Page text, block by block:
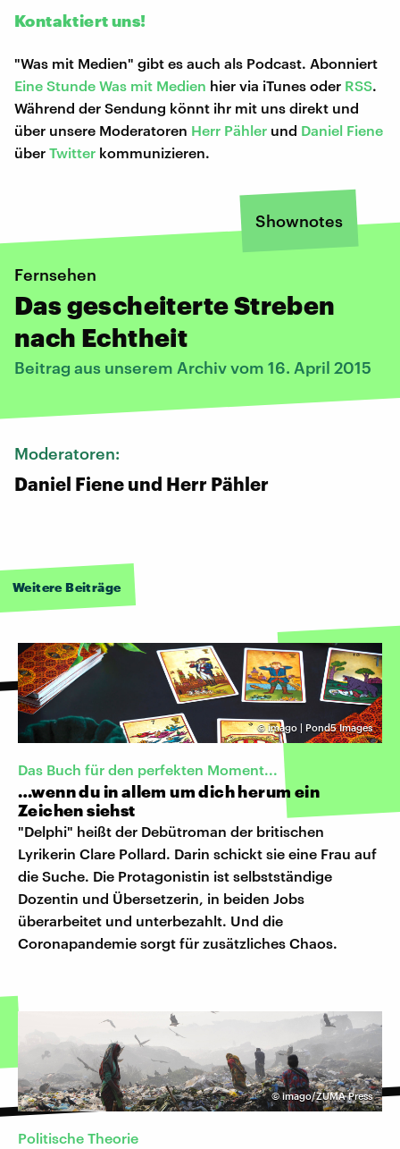
Kontaktiert uns!
"Was mit Medien" gibt es auch als Podcast. Abonniert
Eine Stunde Was mit Medien hier via iTunes oder RSS.
Während der Sendung könnt ihr mit uns direkt und
über unsere Moderatoren Herr Pähler und Daniel Fiene
über Twitter kommunizieren.
Shownotes
Fernsehen
Das gescheiterte Streben
nach Echtheit
Beitrag aus unserem Archiv vom 16. April 2015
Moderatoren:
Daniel Fiene und Herr Pähler
Weitere Beiträge
©imago | Pond5 Images
Das Buch für den perfekten Moment...
…wenn du in allem um dich herum ein
Zeichen siehst
"Delphi" heißt der Debütroman der britischen
Lyrikerin Clare Pollard. Darin schickt sie eine Frau auf
die Suche. Die Protagonistin ist selbstständige
Dozentin und Übersetzerin, in beiden Jobs
überarbeitet und unterbezahlt. Und die
Coronapandemie sorgt für zusätzliches Chaos.
©imago/ZUMA Press
Politische Theorie